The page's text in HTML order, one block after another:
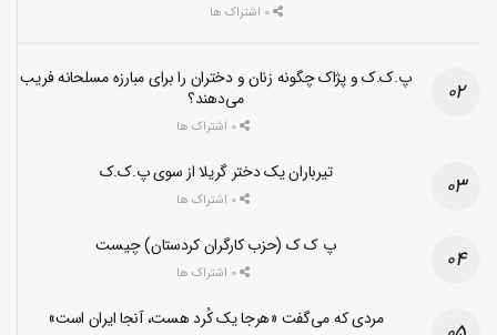
پ.ک.ک و پژاک چگونه زنان و دختران را برای مبارزه مسلحانه فریب
می‌دهند؟
تیرباران یک دختر گریلا از سوی پ.ک.ک
پ ک ک (حزب کارگران کردستان) چیست
مردی که می‌گفت «هرجا یک کُرد هست، آنجا ایران است»